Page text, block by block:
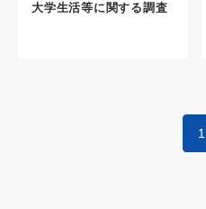
大学生活等に関する調査
1